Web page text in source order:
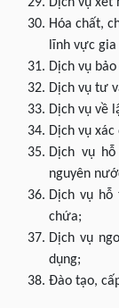
Hóa chất,
lĩnh vực
Dịch vụ
Dịch vụ tư
Dịch vụ về
Dịch vụ
Dịch vụ
nguyên
Dịch vụ
chứa;
Dịch vụ
dụng;
Đào tạo,